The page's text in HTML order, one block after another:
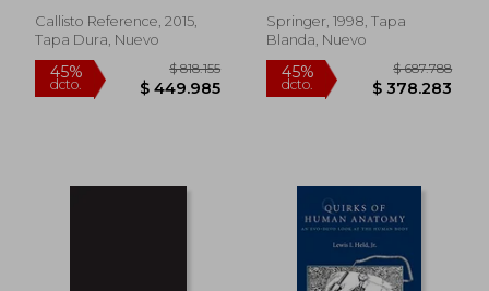
$ 230.695
Callisto Reference, 2015,
Tapa Dura, Nuevo
Springer, 1998, Tapa
Blanda, Nuevo